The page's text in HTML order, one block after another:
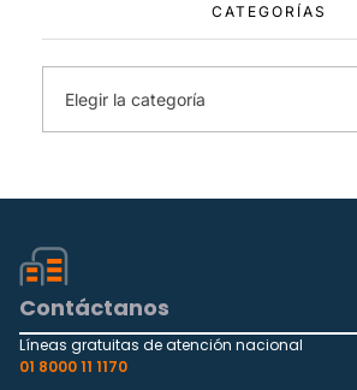
CATEGORÍAS
Contáctanos
Líneas gratuitas de atención nacional
01 8000 11 1170